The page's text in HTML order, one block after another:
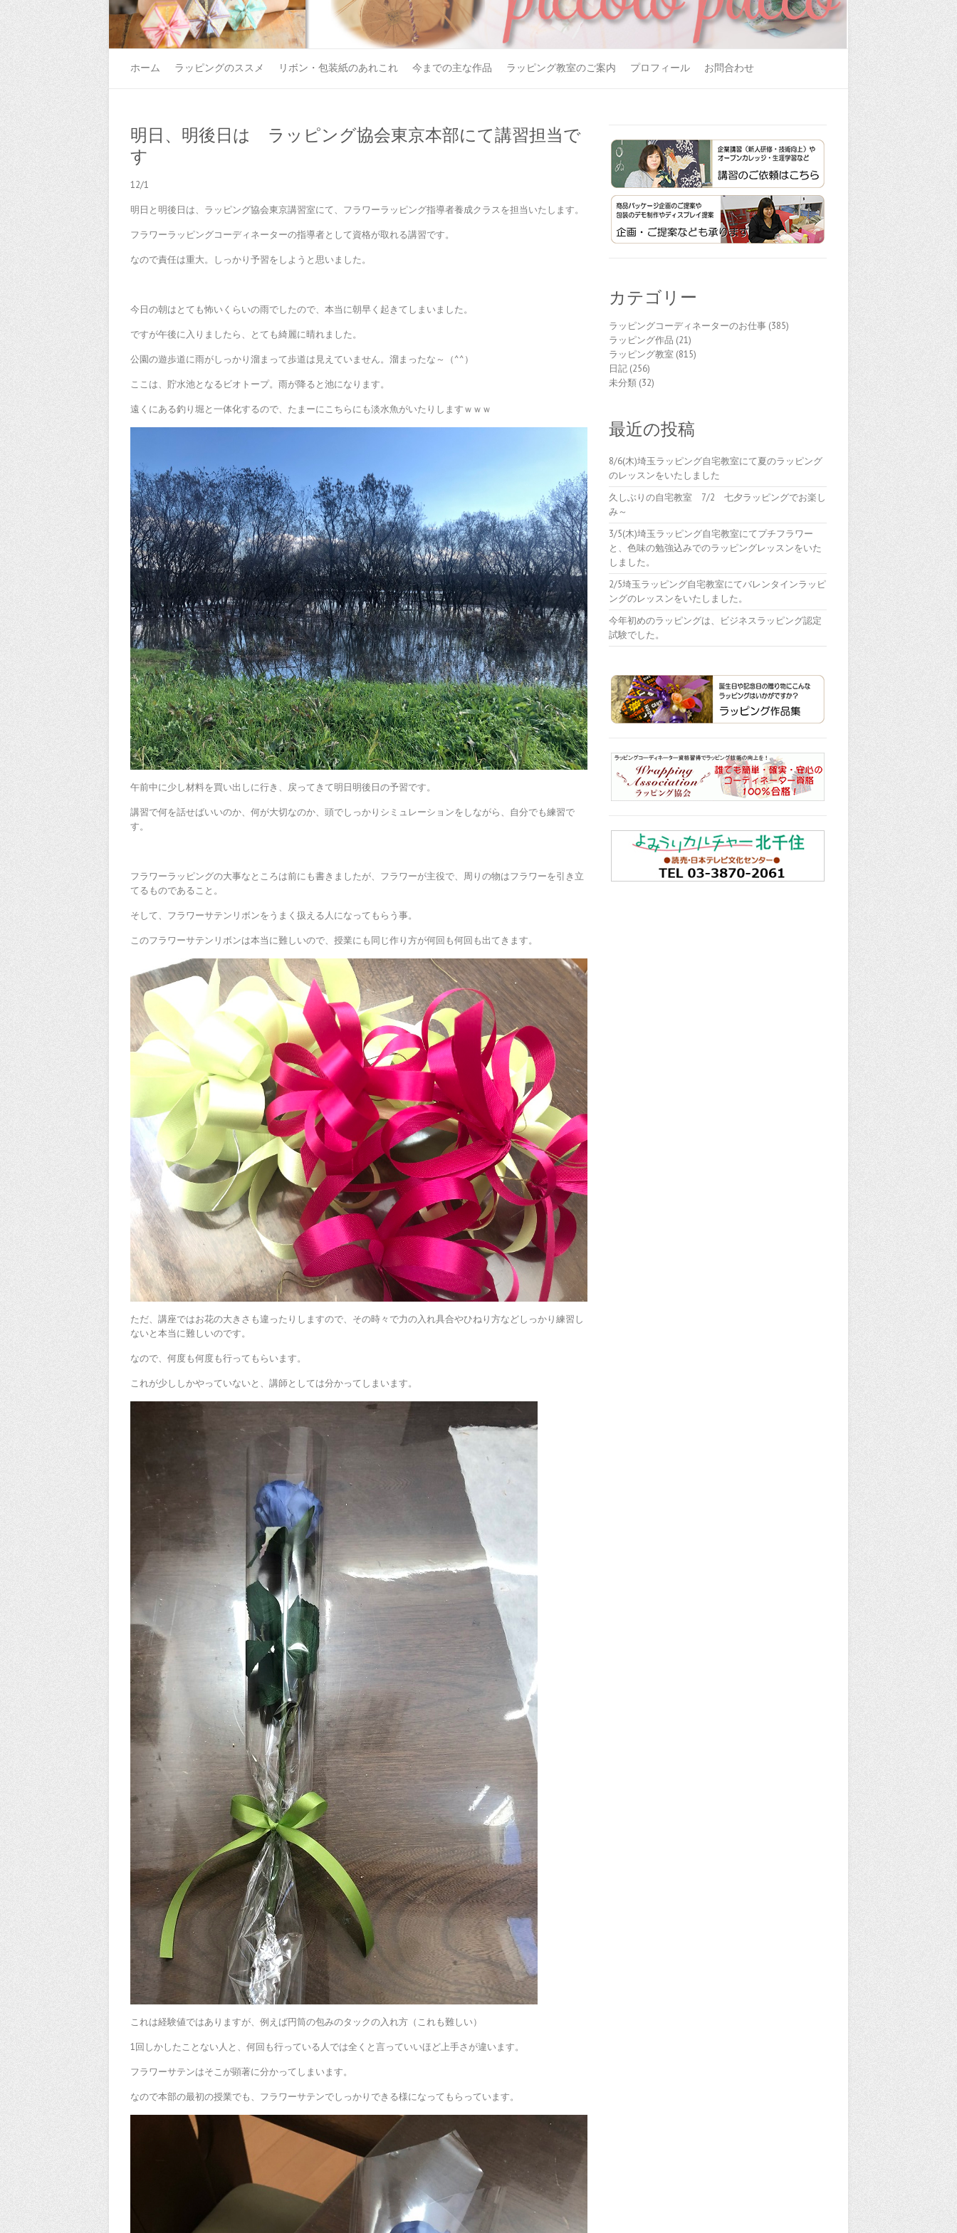
ホーム ラッピングのススメ リボン・包装紙のあれこれ 今までの主な作品 ラッピング教室のご案内 プロフィール お問合わせ
明日、明後日は ラッピング協会東京本部にて講習担当で
す
12/1
明日と明後日は、ラッピング協会東京講習室にて、フラワーラッピング指導者養成クラスを担当いたします。
フラワーラッピングコーディネーターの指導者として資格が取れる講習です。
なので責任は重大。しっかり予習をしようと思いました。
今日の朝はとても怖いくらいの雨でしたので、本当に朝早く起きてしまいました。
ですが午後に入りましたら、とても綺麗に晴れました。
公園の遊歩道に雨がしっかり溜まって歩道は見えていません。溜まったな～（^^）
ここは、貯水池となるビオトープ。雨が降ると池になります。
遠くにある釣り堀と一体化するので、たまーにこちらにも淡水魚がいたりしますｗｗｗ
午前中に少し材料を買い出しに行き、戻ってきて明日明後日の予習です。
講習で何を話せばいいのか、何が大切なのか、頭でしっかりシミュレーションをしながら、自分でも練習で
す。
フラワーラッピングの大事なところは前にも書きましたが、フラワーが主役で、周りの物はフラワーを引き立
てるものであること。
そして、フラワーサテンリボンをうまく扱える人になってもらう事。
このフラワーサテンリボンは本当に難しいので、授業にも同じ作り方が何回も何回も出てきます。
ただ、講座ではお花の大きさも違ったりしますので、その時々で力の入れ具合やひねり方などしっかり練習し
ないと本当に難しいのです。
なので、何度も何度も行ってもらいます。
これが少ししかやっていないと、講師としては分かってしまいます。
これは経験値ではありますが、例えば円筒の包みのタックの入れ方（これも難しい）
1回しかしたことない人と、何回も行っている人では全くと言っていいほど上手さが違います。
フラワーサテンはそこが顕著に分かってしまいます。
なので本部の最初の授業でも、フラワーサテンでしっかりできる様になってもらっています。
カテゴリー
ラッピングコーディネーターのお仕事(385)
ラッピング作品 (21)
ラッピング教室 (815)
日記(256)
未分類(32)
最近の投稿
8/6(木)埼玉ラッピング自宅教室にて夏のラッピング
のレッスンをいたしました
久しぶりの自宅教室 7/2 七夕ラッピングでお楽し
み～
3/5(木)埼玉ラッピング自宅教室にてプチフラワー
と、色味の勉強込みでのラッピングレッスンをいた
しました。
2/5埼玉ラッピング自宅教室にてバレンタインラッピ
ングのレッスンをいたしました。
今年初めのラッピングは、ビジネスラッピング認定
試験でした。